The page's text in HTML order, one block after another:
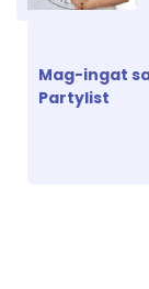
Mag-ingat
Partylist